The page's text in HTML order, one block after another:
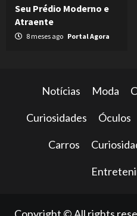
Seu Prédio Moderno e
Atraente
8 meses ago Portal Agora
Notícias Moda
Curiosidades Óculos
Carros